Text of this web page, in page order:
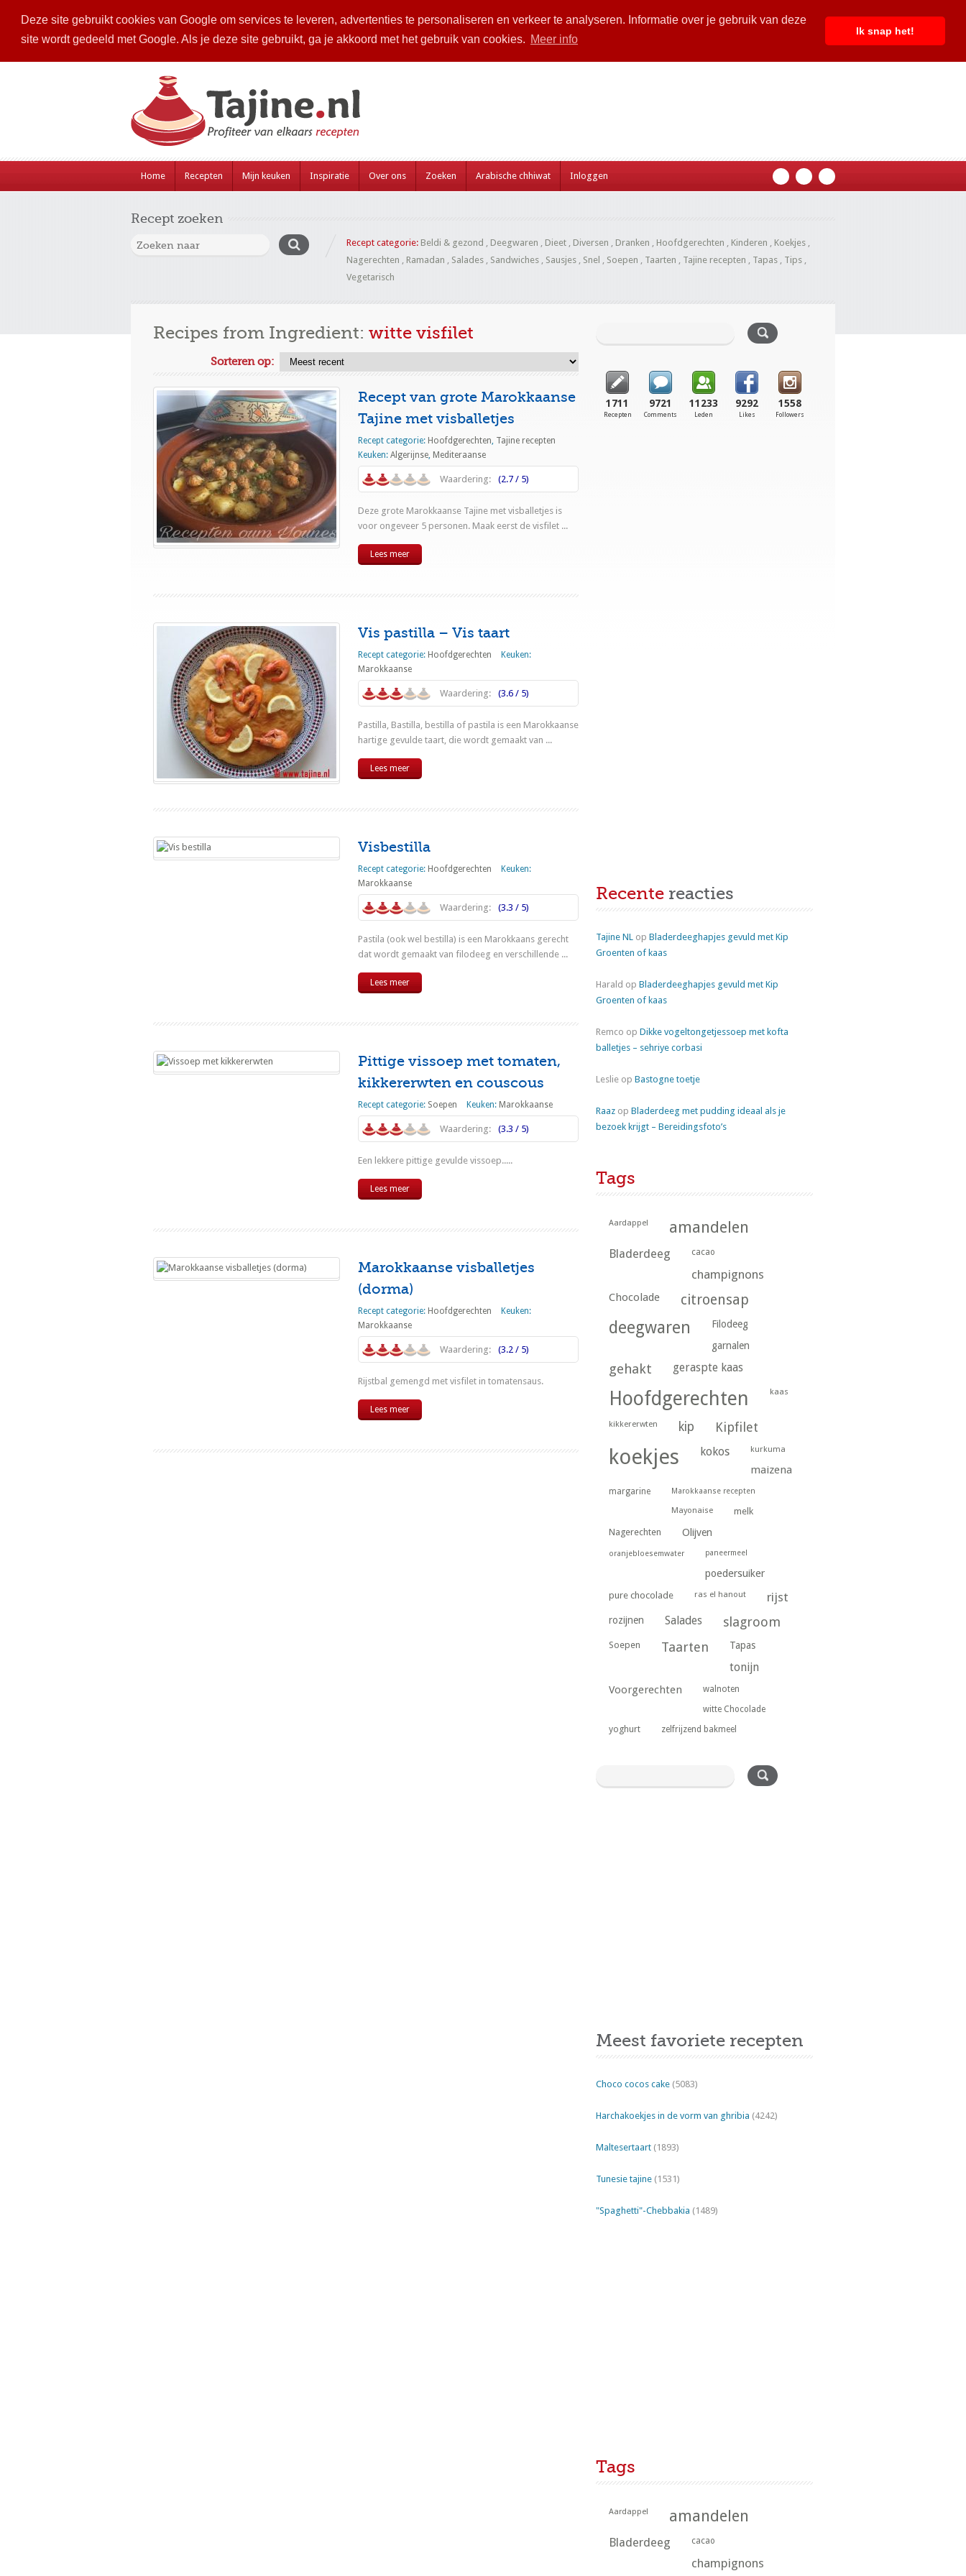
Deze site gebruikt cookies van Google om services te leveren, advertenties te personaliseren en verkeer te analyseren. Informatie over je gebruik van deze
site wordt gedeeld met Google. Als je deze site gebruikt, ga je akkoord met het gebruik van cookies. Meer info
Ik snap het!
Home Recepten Mijn keuken Inspiratie Over ons Zoeken Arabische chhiwat Inloggen
Recept zoeken
Recept categorie: Beldi & gezond , Deegwaren , Dieet , Diversen , Dranken , Hoofdgerechten , Kinderen , Koekjes ,
Nagerechten , Ramadan , Salades , Sandwiches , Sausjes , Snel , Soepen , Taarten , Tajine recepten , Tapas , Tips ,
Vegetarisch
Recipes from Ingredient: witte visfilet
Sorteren op:
Recept van grote Marokkaanse
Tajine met visballetjes
Recept categorie: Hoofdgerechten, Tajine recepten
Keuken: Algerijnse, Mediteraanse
Waardering: (2.7 / 5)
Deze grote Marokkaanse Tajine met visballetjes is
voor ongeveer 5 personen. Maak eerst de visfilet ...
Lees meer
Vis pastilla – Vis taart
Recept categorie: Hoofdgerechten
Keuken:
Marokkaanse
Waardering: (3.6 / 5)
Pastilla, Bastilla, bestilla of pastila is een Marokkaanse
hartige gevulde taart, die wordt gemaakt van ...
Lees meer
Visbestilla
Recept categorie: Hoofdgerechten
Keuken:
Marokkaanse
Waardering: (3.3 / 5)
Pastila (ook wel bestilla) is een Marokkaans gerecht
dat wordt gemaakt van filodeeg en verschillende ...
Lees meer
Pittige vissoep met tomaten,
kikkererwten en couscous
Recept categorie: Soepen Keuken: Marokkaanse
Waardering: (3.3 / 5)
Een lekkere pittige gevulde vissoep.....
Lees meer
Marokkaanse visballetjes
(dorma)
Recept categorie: Hoofdgerechten
Keuken:
Marokkaanse
Waardering: (3.2 / 5)
Rijstbal gemengd met visfilet in tomatensaus.
Lees meer
1711
Recepten
9721
Comments
11233
Leden
9292
Likes
1558
Followers
Recente reacties
Tajine NL op Bladerdeeghapjes gevuld met Kip
Groenten of kaas
Harald op Bladerdeeghapjes gevuld met Kip
Groenten of kaas
Remco op Dikke vogeltongetjessoep met kofta
balletjes – sehriye corbasi
Leslie op Bastogne toetje
Raaz op Bladerdeeg met pudding ideaal als je
bezoek krijgt – Bereidingsfoto’s
Tags
Aardappel amandelen
Bladerdeeg cacao
champignons
Chocolade citroensap
deegwaren
Filodeeg
garnalen
gehakt geraspte kaas
Hoofdgerechten kaas
kikkererwten kip Kipfilet
koekjes kokos kurkuma
maizena
margarine Marokkaanse recepten
Mayonaise
melk
Nagerechten
Olijven
oranjebloesemwater paneermeel
poedersuiker
pure chocolade ras el hanout rijst
rozijnen Salades slagroom
Soepen Taarten Tapas
tonijn
Voorgerechten
walnoten
witte Chocolade
yoghurt zelfrijzend bakmeel
Meest favoriete recepten
Choco cocos cake (5083)
Harchakoekjes in de vorm van ghribia (4242)
Maltesertaart (1893)
Tunesie tajine (1531)
"Spaghetti"-Chebbakia (1489)
Tags
Aardappel amandelen
Bladerdeeg cacao
champignons